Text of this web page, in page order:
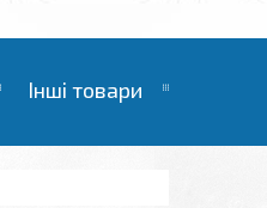
Інші товари